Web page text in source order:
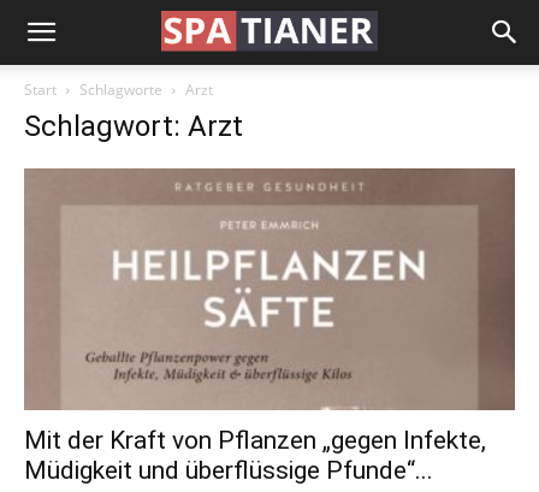
Start Schlagworte Arzt
Schlagwort: Arzt
Mit der Kraft von Pflanzen „gegen Infekte,
Müdigkeit und überflüssige Pfunde“...